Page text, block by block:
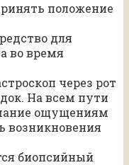
положение
для
во время
через рот
На всем пути
ощущениям
возникновения
биопсийный